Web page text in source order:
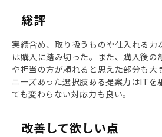
総評
実績含め、取り扱うものや仕入れる力
は購入に踏み切った。また、購入後の
や担当の方が頼れると思えた部分も大
ニーズあった選択肢ある提案力はITを
ても変わらない対応力も良い。
改善して欲しい点